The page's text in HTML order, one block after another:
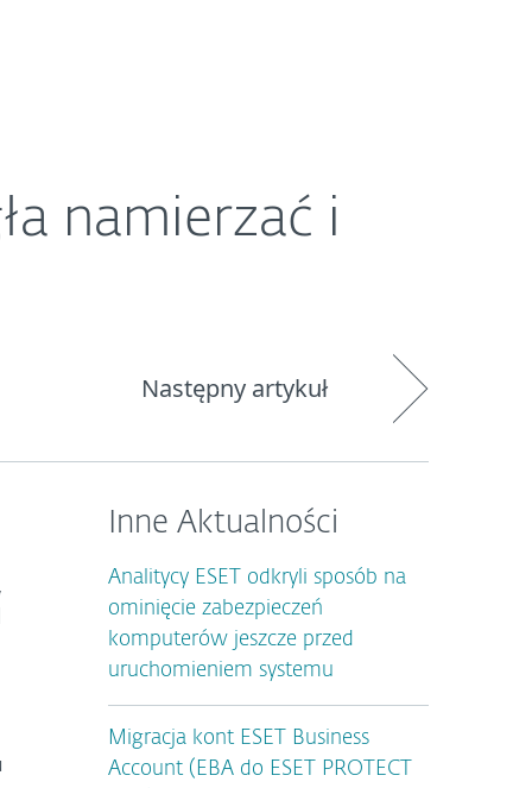
namierzać i
Następny artykuł
Inne Aktualności
Analitycy ESET odkryli sposób na
ominięcie zabezpieczeń
komputerów jeszcze przed
uruchomieniem systemu
Migracja kont ESET Business
Account (EBA do ESET PROTECT